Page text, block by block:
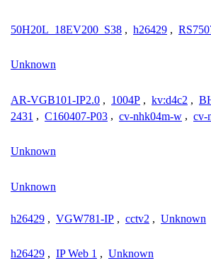
50H20L_18EV200_S38 , h26429 ,
Unknown
AR-VGB101-IP2.0 , 1004P , kv:d4c2 ,
2431 , C160407-P03 , cv-nhk04m-w , cv-
Unknown
Unknown
h26429 , VGW781-IP , cctv2 , Unknown
h26429 , IP Web 1 , Unknown